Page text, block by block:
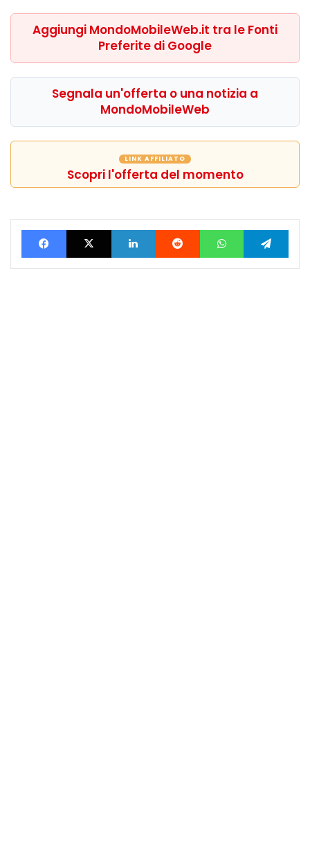
Aggiungi MondoMobileWeb.it tra le Fonti
Preferite di Google
Segnala un'offerta o una notizia a
MondoMobileWeb
LINK AFFILIATO
Scopri l'offerta del momento
FacebookX LinkedIn Reddit WhatsApp